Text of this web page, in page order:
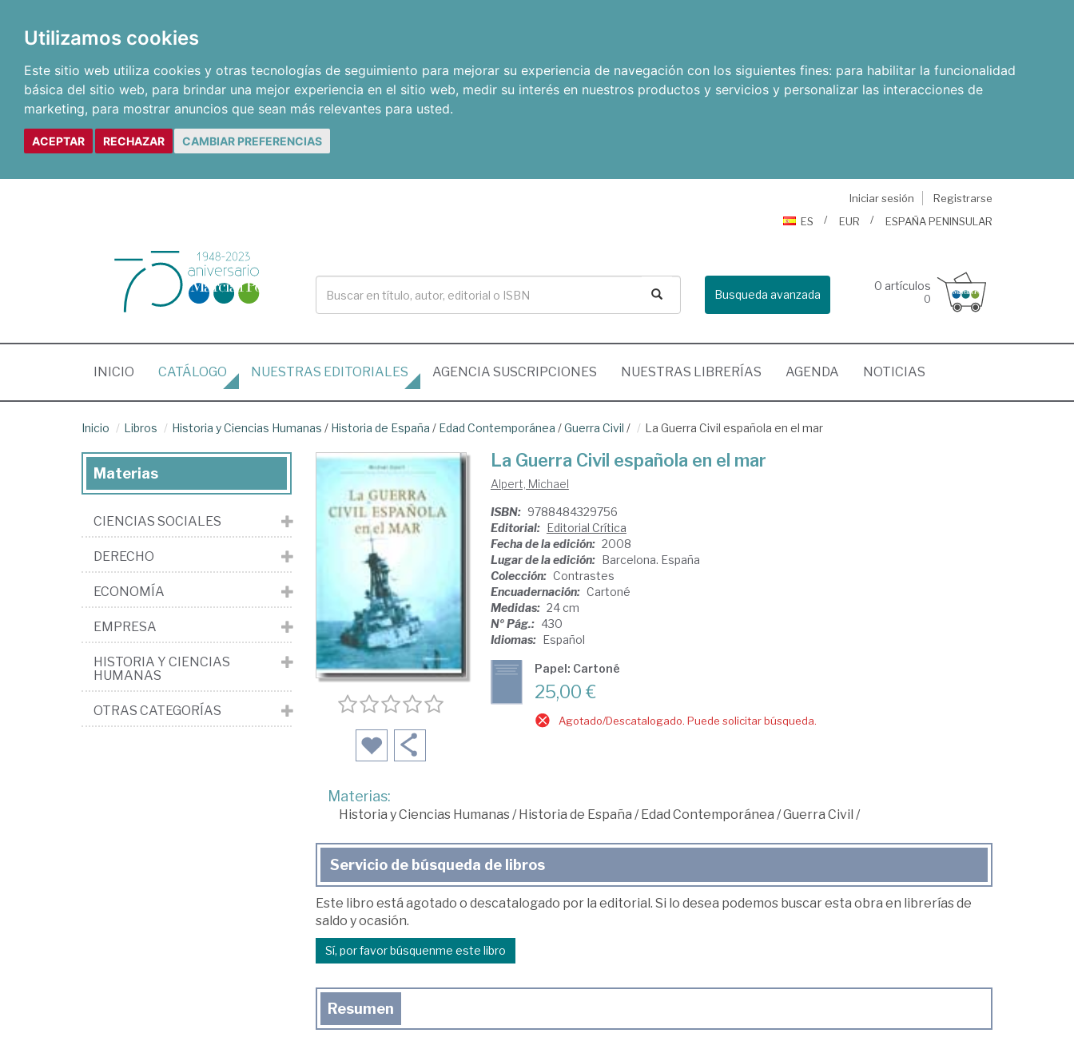
Utilizamos cookies
Este sitio web utiliza cookies y otras tecnologías de seguimiento para mejorar su experiencia de navegación con los siguientes fines: para habilitar la funcionalidad
básica del sitio web, para brindar una mejor experiencia en el sitio web, medir su interés en nuestros productos y servicios y personalizar las interacciones de
marketing, para mostrar anuncios que sean más relevantes para usted.
ACEPTAR RECHAZAR CAMBIAR PREFERENCIAS
Iniciar sesión
Registrarse
ES
EUR ESPAÑA PENINSULAR
Busqueda avanzada
0 artículos
0
INICIO (CURRENT)
CATÁLOGO NUESTRAS EDITORIALES AGENCIA SUSCRIPCIONES NUESTRAS LIBRERÍAS AGENDA NOTICIAS
Inicio Libros Historia y Ciencias Humanas / Historia de España / Edad Contemporánea /Guerra Civil / La Guerra Civil española en el mar
La Guerra Civil española en el mar
Alpert, Michael
ISBN: 9788484329756
Editorial: Editorial Crítica
Fecha de la edición: 2008
Lugar de la edición: Barcelona. España
Colección: Contrastes
Encuadernación: Cartoné
Medidas: 24 cm
Nº Pág.: 430
Idiomas: Español
Papel: Cartoné
25,00 €
Agotado/Descatalogado. Puede solicitar búsqueda.
Materias:
Historia y Ciencias Humanas/Historia de España /Edad Contemporánea /Guerra Civil /
Servicio de búsqueda de libros
Este libro está agotado o descatalogado por la editorial. Si lo desea podemos buscar esta obra en librerías de
saldo y ocasión.
Sí, por favor búsquenme este libro
Resumen
Materias
CIENCIAS SOCIALES
DERECHO
ECONOMÍA
EMPRESA
HISTORIA Y CIENCIAS
HUMANAS
OTRAS CATEGORÍAS